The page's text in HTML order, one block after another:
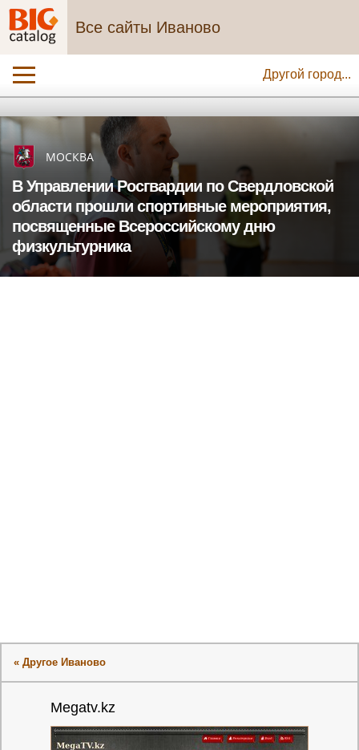
Все сайты Иваново
Другой город...
МОСКВА
В Управлении Росгвардии по Свердловской
области прошли спортивные мероприятия,
посвященные Всероссийскому дню
физкультурника
« Другое Иваново
Megatv.kz